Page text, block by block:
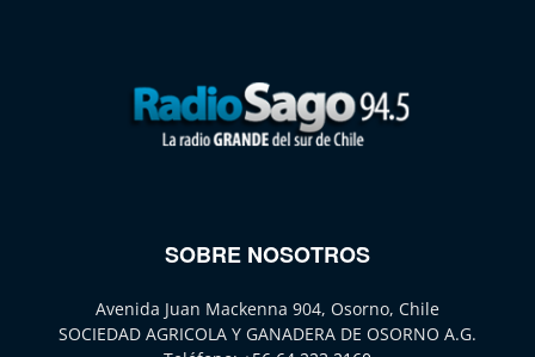
SOBRE NOSOTROS
Avenida Juan Mackenna 904, Osorno, Chile
SOCIEDAD AGRICOLA Y GANADERA DE OSORNO A.G.